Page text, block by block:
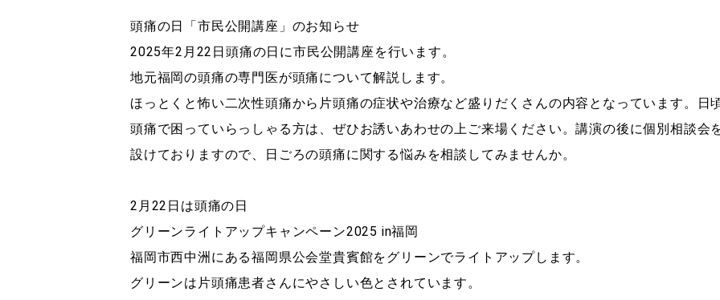
頭痛の日「市民公開講座」のお知らせ
2025年2月22日頭痛の日に市民公開講座を行います。
地元福岡の頭痛の専門医が頭痛について解説します。
ほっとくと怖い二次性頭痛から片頭痛の症状や治療など盛りだくさんの内容となっています。日
頭痛で困っていらっしゃる方は、ぜひお誘いあわせの上ご来場ください。講演の後に個別相談会
設けておりますので、日ごろの頭痛に関する悩みを相談してみませんか。
2月22日は頭痛の日
グリーンライトアップキャンペーン2025 in福岡
福岡市西中洲にある福岡県公会堂貴賓館をグリーンでライトアップします。
グリーンは片頭痛患者さんにやさしい色とされています。